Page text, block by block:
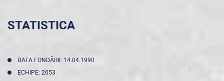
STATISTICA
DATA FONDĂRII: 14.04.1990
ECHIPE: 2053